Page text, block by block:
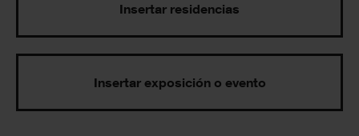
Insertar residencias
Insertar exposición o evento